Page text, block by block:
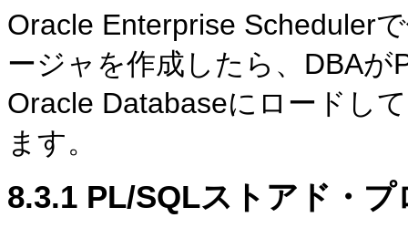
Oracle Enterprise Scheduler
ージャを作成したら、DBA
Oracle Databaseにロードし
ます。
8.3.1 PL/SQLストアド・